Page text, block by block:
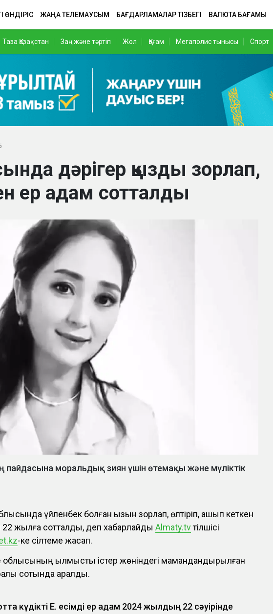
ӨНДІРІС ЖАҢА ТЕЛЕМАУСЫМ БАҒДАРЛАМАЛАР ТІЗБЕГІ ВАЛЮТА БАҒАМЫ
Таза Қазақстан Заң және тәртіп Жол Қоғам Мегаполис тынысы Спорт
дәрігер қызды зорлап,
ер адам сотталды
пайдасына моральдық зиян үшін өтемақы және мүліктік
үйленбек болған қызын зорлап, өлтіріп, қашып кеткен
22 жылға сотталды, деп хабарлайдыАlmaty.tvтілшісі
-ке сілтеме жасап.
облысының қылмыстық істер жөніндегі мамандандырылған
сотында қаралды.
күдікті Е. есімді ер адам 2024 жылдың 22 сәуірінде